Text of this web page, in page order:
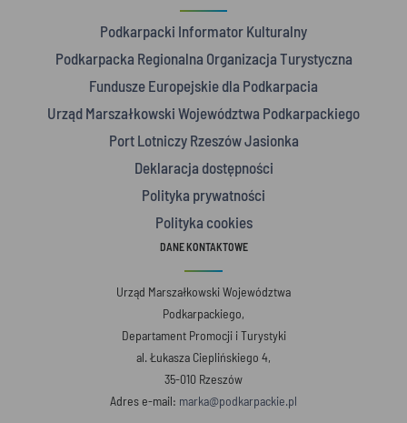
Podkarpacki Informator Kulturalny
Podkarpacka Regionalna Organizacja Turystyczna
Fundusze Europejskie dla Podkarpacia
Urząd Marszałkowski Województwa Podkarpackiego
Port Lotniczy Rzeszów Jasionka
Deklaracja dostępności
Polityka prywatności
Polityka cookies
DANE KONTAKTOWE
Urząd Marszałkowski Województwa
Podkarpackiego,
Departament Promocji i Turystyki
al. Łukasza Cieplińskiego 4,
35-010 Rzeszów
Adres e-mail: marka@podkarpackie.pl